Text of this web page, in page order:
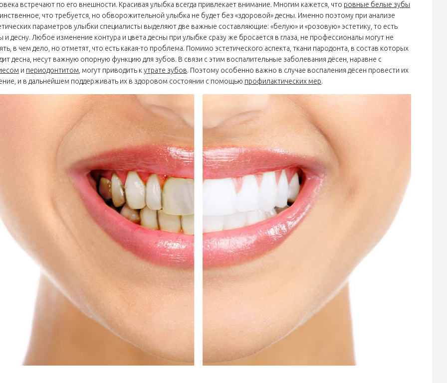
встречают по его внешности. Красивая улыбка всегда привлекает внимание. Многим кажется, что ровные белые зубы
что требуется, но обворожительной улыбка не будет без «здоровой» десны. Именно поэтому при анализе
параметров улыбки специалисты выделяют две важные составляющие: «белую» и «розовую» эстетику, то есть
и десну. Любое изменение контура и цвета десны при улыбке сразу же бросается в глаза, не профессионалы могут не
в чем дело, но отметят, что есть какая-то проблема. Помимо эстетического аспекта, ткани пародонта, в состав которых
десна, несут важную опорную функцию для зубов. В связи с этим воспалительные заболевания дёсен, наравне с
и периодонтитом , могут приводить к утрате зубов. Поэтому особенно важно в случае воспаления дёсен провести их
и в дальнейшем поддерживать их в здоровом состоянии с помощью профилактических мер.